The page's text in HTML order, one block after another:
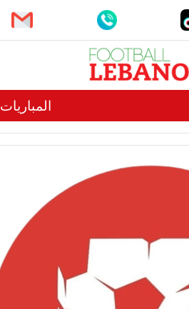
المباريات